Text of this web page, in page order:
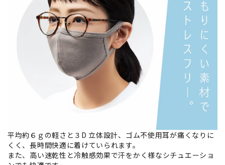
平均約６ｇの軽さと３D 立体設計、ゴム不使用耳が痛くなりに
くく、長時間快適に着けていられます。
また、高い速乾性と冷触感効果で汗をかく様なシチュエーショ